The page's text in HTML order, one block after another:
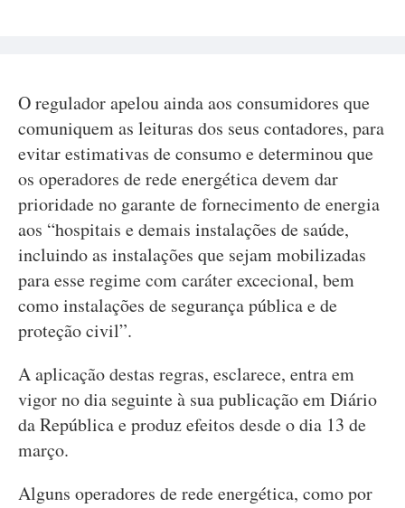
O regulador apelou ainda aos consumidores que
comuniquem as leituras dos seus contadores, para
evitar estimativas de consumo e determinou que
os operadores de rede energética devem dar
prioridade no garante de fornecimento de energia
aos “hospitais e demais instalações de saúde,
incluindo as instalações que sejam mobilizadas
para esse regime com caráter excecional, bem
como instalações de segurança pública e de
proteção civil”.
A aplicação destas regras, esclarece, entra em
vigor no dia seguinte à sua publicação em Diário
da República e produz efeitos desde o dia 13 de
março.
Alguns operadores de rede energética, como por